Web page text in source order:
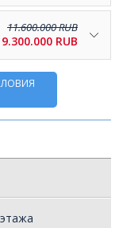
11.600.000 RUB
9.300.000 RUB